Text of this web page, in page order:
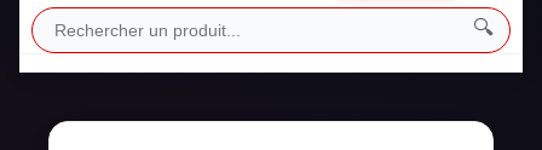
🔍